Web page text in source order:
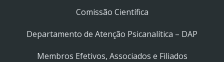
Comissão Científica
Departamento de Atenção Psicanalítica – DAP
Membros Efetivos, Associados e Filiados